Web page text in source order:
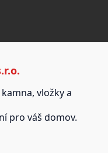
vložky a
pro váš domov.